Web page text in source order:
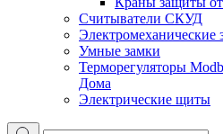
Считыватели СКУД
Умные замки
Терморегуляторы
Дома
Электрические щиты